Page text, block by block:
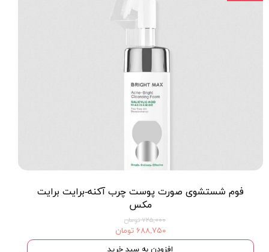
فوم شستشوی صورت پوست چرب آکنه-برایت برایت
مکس
۷۲۵,۰۰۰ تومان
۶۸۸,۷۵۰ تومان
افزودن به سبد خرید